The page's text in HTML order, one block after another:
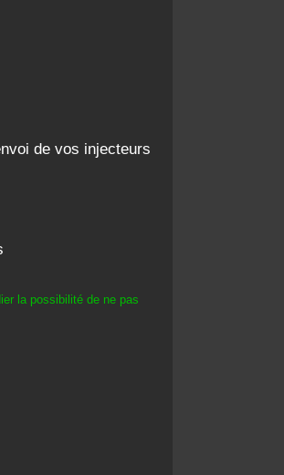
de vos injecteurs
la possibilité de ne pas